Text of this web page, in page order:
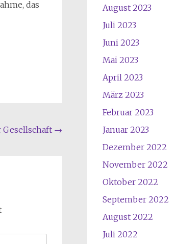
August 2023
Juli 2023
Juni 2023
Mai 2023
April 2023
März 2023
Februar 2023
Januar 2023
Dezember 2022
November 2022
Oktober 2022
September 2022
August 2022
Juli 2022